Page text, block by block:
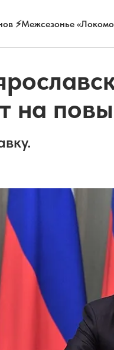
⚡Межсезонье
на